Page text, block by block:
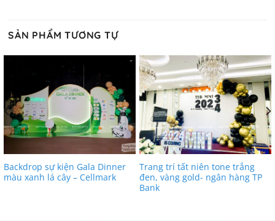
SẢN PHẨM TƯƠNG TỰ
Backdrop sự kiện Gala Dinner
màu xanh lá cây – Cellmark
Trang trí tất niên tone trắng
đen, vàng gold- ngân hàng TP
Bank